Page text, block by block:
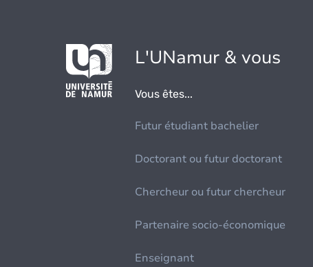
L'UNamur & vous
Vous êtes...
Futur étudiant bachelier
Doctorant ou futur doctorant
Chercheur ou futur chercheur
Partenaire socio-économique
Enseignant